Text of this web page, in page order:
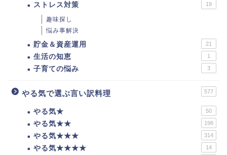
ストレス対策 19
趣味探し
悩み事解決
貯金＆資産運用 21
生活の知恵 1
子育ての悩み 3
やる気で選ぶ言い訳料理 577
やる気★ 50
やる気★★ 198
やる気★★★ 314
やる気★★★★ 14